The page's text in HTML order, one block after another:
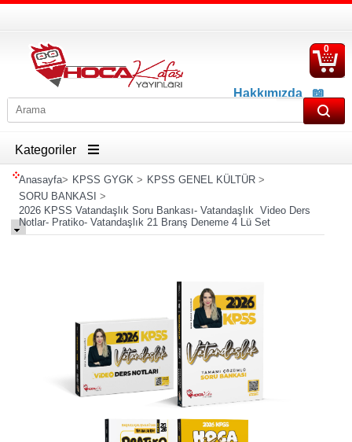
Hakkımızda
📖
İletişim
0
Kategoriler
Anasayfa> KPSS GYGK> KPSS GENEL KÜLTÜR>
SORU BANKASI >
2026 KPSS Vatandaşlık Soru Bankası- Vatandaşlık Video Ders
Notlar- Pratiko- Vatandaşlık 21 Branş Deneme 4 Lü Set